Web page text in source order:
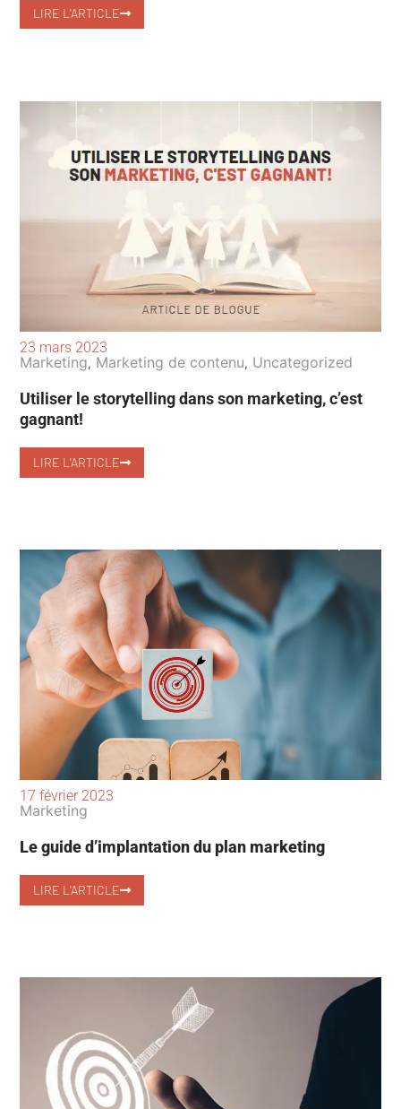
LIRE L'ARTICLE
23 mars 2023
Marketing, Marketing de contenu, Uncategorized
Utiliser le storytelling dans son marketing, c’est
gagnant!
LIRE L'ARTICLE
17 février 2023
Marketing
Le guide d’implantation du plan marketing
LIRE L'ARTICLE